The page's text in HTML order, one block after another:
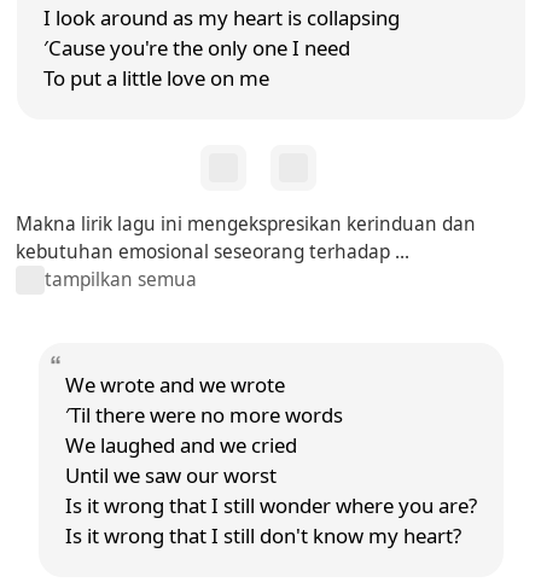
I look around as my heart is collapsing
′Cause you're the only one I need
To put a little love on me
Makna lirik lagu ini mengekspresikan kerinduan dan
kebutuhan emosional seseorang terhadap ...
tampilkan semua
We wrote and we wrote
′Til there were no more words
We laughed and we cried
Until we saw our worst
Is it wrong that I still wonder where you are?
Is it wrong that I still don't know my heart?